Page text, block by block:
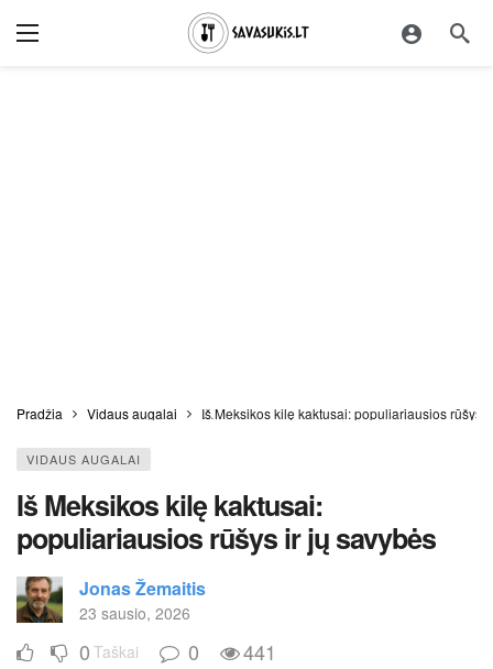
Pradžia Vidaus augalai Iš Meksikos kilę kaktusai: populiariausios rūšys
VIDAUS AUGALAI
Iš Meksikos kilę kaktusai:
populiariausios rūšys ir jų savybės
Jonas Žemaitis
23 sausio, 2026
0 Taškai 0 441